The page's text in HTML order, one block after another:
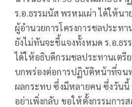
ร.อ.ธรรมนัส พรหมเผ่า ได้ให้นา
ผู้อำนวยการโครงการชลประท
ยังไม่ทันจะชี้แจงทั้งหมด ร.อ.ธ
ได้ให้อธิบดีกรมชลประทานเตรี
บกพร่องต่อการปฏิบัติหน้าที่จน
ผลกระทบ ซึ่งมีหลายคน ซึ่งวันนี้
อย่าเพิ่งกลับ ขอให้ตั้งกรรมการ